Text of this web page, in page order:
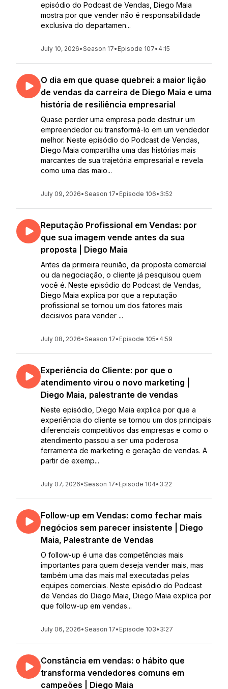
episódio do Podcast de Vendas, Diego Maia
mostra por que vender não é responsabilidade
exclusiva do departamen...
July 10, 2026•Season 17• Episode 107• 4:15
O dia em que quase quebrei: a maior lição
de vendas da carreira de Diego Maia e uma
história de resiliência empresarial
Quase perder uma empresa pode destruir um
empreendedor ou transformá-lo em um vendedor
melhor. Neste episódio do Podcast de Vendas,
Diego Maia compartilha uma das histórias mais
marcantes de sua trajetória empresarial e revela
como uma das maio...
July 09, 2026•Season 17• Episode 106• 3:52
Reputação Profissional em Vendas: por
que sua imagem vende antes da sua
proposta | Diego Maia
Antes da primeira reunião, da proposta comercial
ou da negociação, o cliente já pesquisou quem
você é. Neste episódio do Podcast de Vendas,
Diego Maia explica por que a reputação
profissional se tornou um dos fatores mais
decisivos para vender ...
July 08, 2026•Season 17• Episode 105• 4:59
Experiência do Cliente: por que o
atendimento virou o novo marketing |
Diego Maia, palestrante de vendas
Neste episódio, Diego Maia explica por que a
experiência do cliente se tornou um dos principais
diferenciais competitivos das empresas e como o
atendimento passou a ser uma poderosa
ferramenta de marketing e geração de vendas. A
partir de exemp...
July 07, 2026•Season 17• Episode 104• 3:22
Follow-up em Vendas: como fechar mais
negócios sem parecer insistente | Diego
Maia, Palestrante de Vendas
O follow-up é uma das competências mais
importantes para quem deseja vender mais, mas
também uma das mais mal executadas pelas
equipes comerciais. Neste episódio do Podcast
de Vendas do Diego Maia, Diego Maia explica por
que follow-up em vendas...
July 06, 2026•Season 17• Episode 103• 3:27
Constância em vendas: o hábito que
transforma vendedores comuns em
campeões | Diego Maia